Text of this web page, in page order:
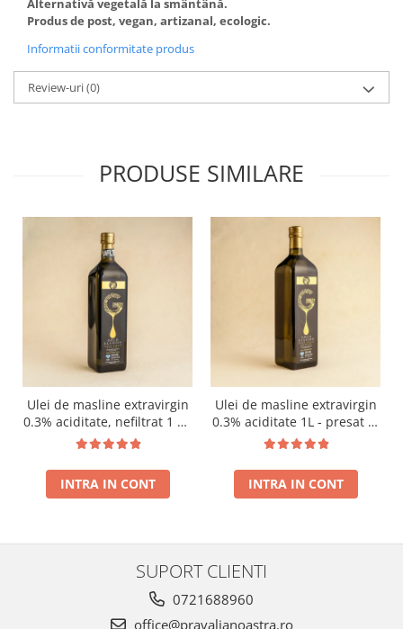
Produs de post, vegan, artizanal, ecologic.
Informatii conformitate produs
Review-uri(0)
PRODUSE SIMILARE
Ulei de masline extravirgin
0.3% aciditate, nefiltrat 1 L -
presat la rece RECOLTA
INTRA IN CONT
Ulei de masline extravirgin
0.3% aciditate 1L - presat la
rece RECOLTA NOUA
INTRA IN CONT
SUPORT CLIENTI
0721688960
office@pravalianoastra.ro